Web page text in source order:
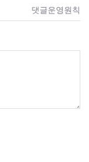
댓글운영원칙